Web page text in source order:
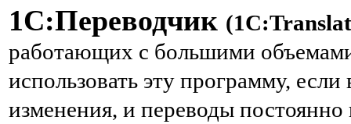
1С:Переводчик
работающих с большими
использовать эту программу,
изменения, и переводы